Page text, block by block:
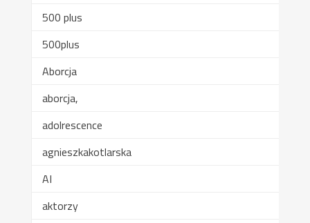
500 plus
500plus
Aborcja
aborcja,
adolrescence
agnieszkakotlarska
AI
aktorzy